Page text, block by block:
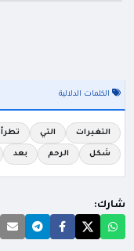
الكلمات الدلالية
التغيرات التي تطرأ
شكل الرحم بعد
شارك: